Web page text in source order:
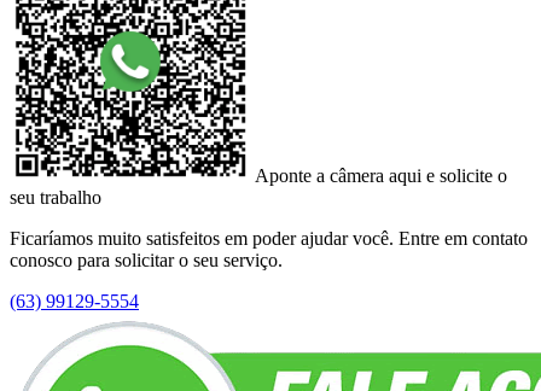
Aponte a câmera aqui e solicite o
seu trabalho
Ficaríamos muito satisfeitos em poder ajudar você. Entre em contato
conosco para solicitar o seu serviço.
(63) 99129-5554